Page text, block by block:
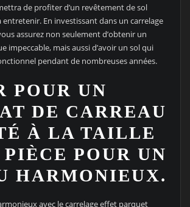
de profiter d’un revêtement de sol
entretenir. En investissant dans un carrelage
assurez non seulement d’obtenir un
impeccable, mais aussi d’avoir un sol qui
pendant de nombreuses années.
POUR UN
DE CARREAU
À LA TAILLE
POUR UN
HARMONIEUX.
avec le carrelage effet parquet